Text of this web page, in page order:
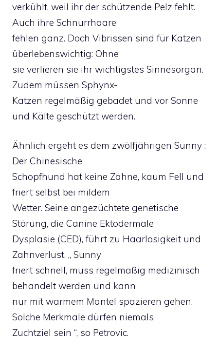
verkühlt, weil ihr der schützende Pelz fehlt.
Auch ihre Schnurrhaare
fehlen ganz. Doch Vibrissen sind für Katzen
überlebenswichtig: Ohne
sie verlieren sie ihr wichtigstes Sinnesorgan.
Zudem müssen Sphynx-
Katzen regelmäßig gebadet und vor Sonne
und Kälte geschützt werden.
Ähnlich ergeht es dem zwölfjährigen Sunny :
Der Chinesische
Schopfhund hat keine Zähne, kaum Fell und
friert selbst bei mildem
Wetter. Seine angezüchtete genetische
Störung, die Canine Ektodermale
Dysplasie (CED), führt zu Haarlosigkeit und
Zahnverlust. „ Sunny
friert schnell, muss regelmäßig medizinisch
behandelt werden und kann
nur mit warmem Mantel spazieren gehen.
Solche Merkmale dürfen niemals
Zuchtziel sein “, so Petrovic.